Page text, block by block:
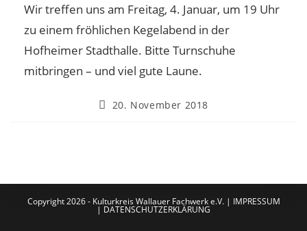
Wir treffen uns am Freitag, 4. Januar, um 19 Uhr
zu einem fröhlichen Kegelabend in der
Hofheimer Stadthalle. Bitte Turnschuhe
mitbringen – und viel gute Laune.
20. November 2018
Copyright 2026 - Kulturkreis Wallauer Fachwerk e.V. | IMPRESSUM
| DATENSCHUTZERKLÄRUNG